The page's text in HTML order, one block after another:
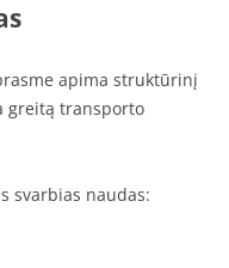
apima struktūrinį
greitą transporto
svarbias naudas: